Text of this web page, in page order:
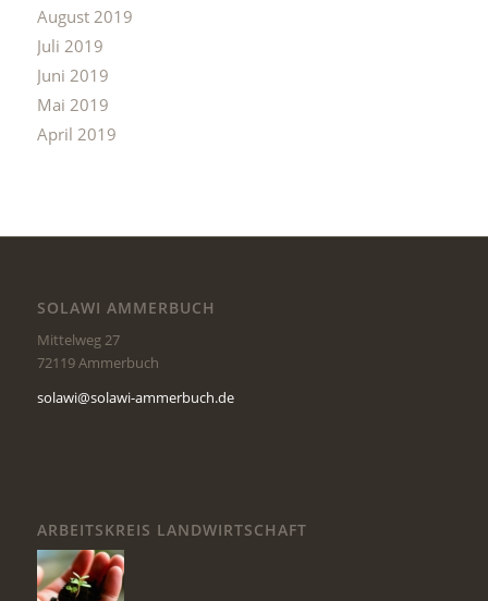
August 2019
Juli 2019
Juni 2019
Mai 2019
April 2019
SOLAWI AMMERBUCH
Mittelweg 27
72119 Ammerbuch
solawi@solawi-ammerbuch.de
ARBEITSKREIS LANDWIRTSCHAFT